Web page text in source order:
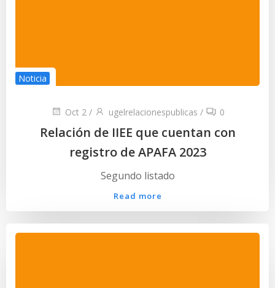
Noticia
Oct 2 / ugelrelacionespublicas / 0
Relación de IIEE que cuentan con
registro de APAFA 2023
Segundo listado
Read more